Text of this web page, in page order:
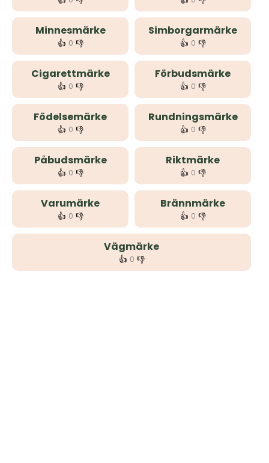
Minnesmärke
👍 0 👎
Simborgarmärke
👍 0 👎
Cigarettmärke
👍 0 👎
Förbudsmärke
👍 0 👎
Födelsemärke
👍 0 👎
Rundningsmärke
👍 0 👎
Påbudsmärke
👍 0 👎
Riktmärke
👍 0 👎
Varumärke
👍 0 👎
Brännmärke
👍 0 👎
Vägmärke
👍 0 👎